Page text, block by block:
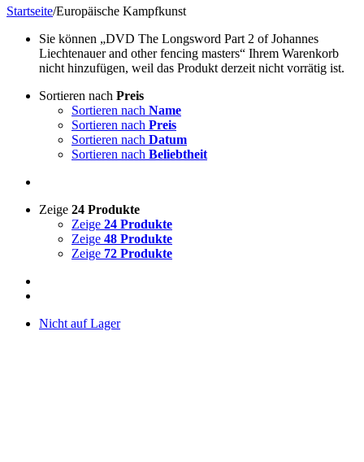
Startseite/Europäische Kampfkunst
Sie können „DVD The Longsword Part 2 of Johannes
Liechtenauer and other fencing masters“ Ihrem Warenkorb
nicht hinzufügen, weil das Produkt derzeit nicht vorrätig ist.
Sortieren nach Preis
Sortieren nach Name
Sortieren nach Preis
Sortieren nach Datum
Sortieren nach Beliebtheit
Zeige 24 Produkte
Zeige 24 Produkte
Zeige 48 Produkte
Zeige 72 Produkte
Nicht auf Lager